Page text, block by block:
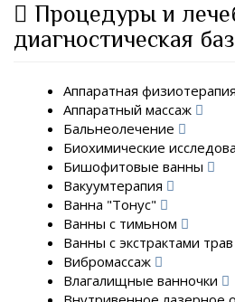
Процедуры и
диагностическая
Аппаратная физиотерапия
Аппаратный массаж
Бальнеолечение
Биохимические
Бишофитовые ванны
Вакуумтерапия
Ванна "Тонус"
Ванны с тимьном
Ванны с экстрактами трав
Вибромассаж
Влагалищные ванночки